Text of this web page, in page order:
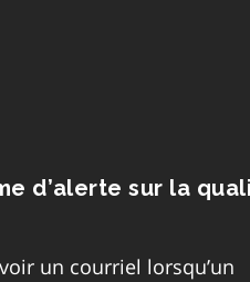
d’alerte sur la
un courriel lorsqu’un